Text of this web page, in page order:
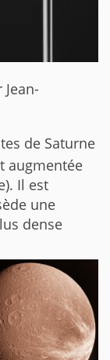
de Saturne
augmentée
Il est
une
dense